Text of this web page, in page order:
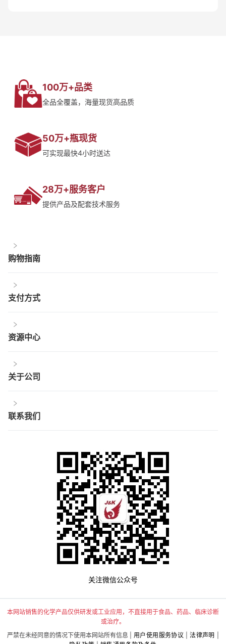
100万+品类
全品全覆盖，海量现货高品质
50万+瓶现货
可实现最快4小时送达
28万+服务客户
提供产品及配套技术服务
购物指南
支付方式
资源中心
关于公司
联系我们
关注微信公众号
本网站销售的化学产品仅供研发或工业应用，不直接用于食品、药品、临床诊断
或治疗。
严禁在未经同意的情况下使用本网站所有信息 |
用户使用服务协议 法律声明